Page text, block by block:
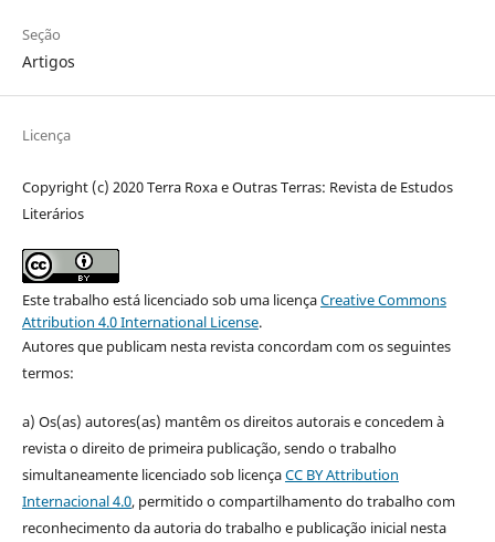
Seção
Artigos
Licença
Copyright (c) 2020 Terra Roxa e Outras Terras: Revista de Estudos
Literários
Este trabalho está licenciado sob uma licençaCreative Commons
Attribution 4.0 International License.
Autores que publicam nesta revista concordam com os seguintes
termos:
a) Os(as) autores(as) mantêm os direitos autorais e concedem à
revista o direito de primeira publicação, sendo o trabalho
simultaneamente licenciado sob licençaCC BY Attribution
Internacional 4.0, permitido o compartilhamento do trabalho com
reconhecimento da autoria do trabalho e publicação inicial nesta